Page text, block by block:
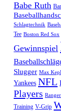
Babe Ruth
Schlagtechnik
Tee Boston Red Sox
Gewinnspiel
Slugger Max
Yankees NFL
Players
Training V-Grip